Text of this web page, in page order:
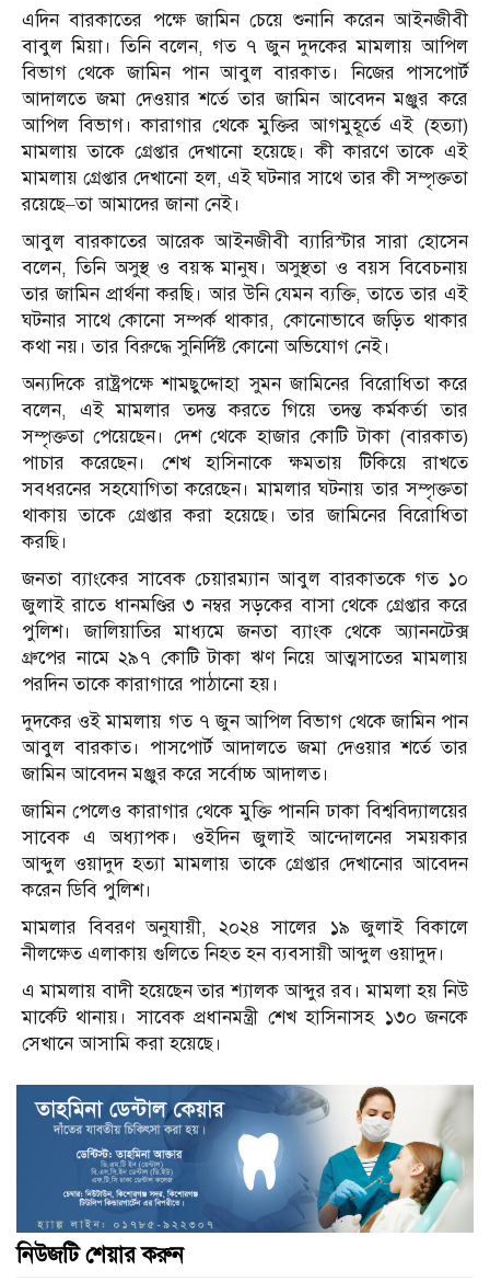
এদিন বারকাতের পক্ষে জামিন চেয়ে শুনানি করেন আইনজীবী
বাবুল মিয়া। তিনি বলেন, গত ৭ জুন দুদকের মামলায় আপিল
বিভাগ থেকে জামিন পান আবুল বারকাত। নিজের পাসপোর্ট
আদালতে জমা দেওয়ার শর্তে তার জামিন আবেদন মঞ্জুর করে
আপিল বিভাগ। কারাগার থেকে মুক্তির আগমুহূর্তে এই (হত্যা)
মামলায় তাকে গ্রেপ্তার দেখানো হয়েছে। কী কারণে তাকে এই
মামলায় গ্রেপ্তার দেখানো হল, এই ঘটনার সাথে তার কী সম্পৃক্ততা
রয়েছে–তা আমাদের জানা নেই।
আবুল বারকাতের আরেক আইনজীবী ব্যারিস্টার সারা হোসেন
বলেন, তিনি অসুস্থ ও বয়স্ক মানুষ। অসুস্থতা ও বয়স বিবেচনায়
তার জামিন প্রার্থনা করছি। আর উনি যেমন ব্যক্তি, তাতে তার এই
ঘটনার সাথে কোনো সম্পর্ক থাকার, কোনোভাবে জড়িত থাকার
কথা নয়। তার বিরুদ্ধে সুনির্দিষ্ট কোনো অভিযোগ নেই।
অন্যদিকে রাষ্ট্রপক্ষে শামছুদ্দোহা সুমন জামিনের বিরোধিতা করে
বলেন, এই মামলার তদন্ত করতে গিয়ে তদন্ত কর্মকর্তা তার
সম্পৃক্ততা পেয়েছেন। দেশ থেকে হাজার কোটি টাকা (বারকাত)
পাচার করেছেন। শেখ হাসিনাকে ক্ষমতায় টিকিয়ে রাখতে
সবধরনের সহযোগিতা করেছেন। মামলার ঘটনায় তার সম্পৃক্ততা
থাকায় তাকে গ্রেপ্তার করা হয়েছে। তার জামিনের বিরোধিতা
করছি।
জনতা ব্যাংকের সাবেক চেয়ারম্যান আবুল বারকাতকে গত ১০
জুলাই রাতে ধানমণ্ডির ৩ নম্বর সড়কের বাসা থেকে গ্রেপ্তার করে
পুলিশ। জালিয়াতির মাধ্যমে জনতা ব্যাংক থেকে অ্যাননটেক্স
গ্রুপের নামে ২৯৭ কোটি টাকা ঋণ নিয়ে আত্মসাতের মামলায়
পরদিন তাকে কারাগারে পাঠানো হয়।
দুদকের ওই মামলায় গত ৭ জুন আপিল বিভাগ থেকে জামিন পান
আবুল বারকাত। পাসপোর্ট আদালতে জমা দেওয়ার শর্তে তার
জামিন আবেদন মঞ্জুর করে সর্বোচ্চ আদালত।
জামিন পেলেও কারাগার থেকে মুক্তি পাননি ঢাকা বিশ্ববিদ্যালয়ের
সাবেক এ অধ্যাপক। ওইদিন জুলাই আন্দোলনের সময়কার
আব্দুল ওয়াদুদ হত্যা মামলায় তাকে গ্রেপ্তার দেখানোর আবেদন
করেন ডিবি পুলিশ।
মামলার বিবরণ অনুযায়ী, ২০২৪ সালের ১৯ জুলাই বিকালে
নীলক্ষেত এলাকায় গুলিতে নিহত হন ব্যবসায়ী আব্দুল ওয়াদুদ।
এ মামলায় বাদী হয়েছেন তার শ্যালক আব্দুর রব। মামলা হয় নিউ
মার্কেট থানায়। সাবেক প্রধানমন্ত্রী শেখ হাসিনাসহ ১৩০ জনকে
সেখানে আসামি করা হয়েছে।
নিউজটি শেয়ার করুন